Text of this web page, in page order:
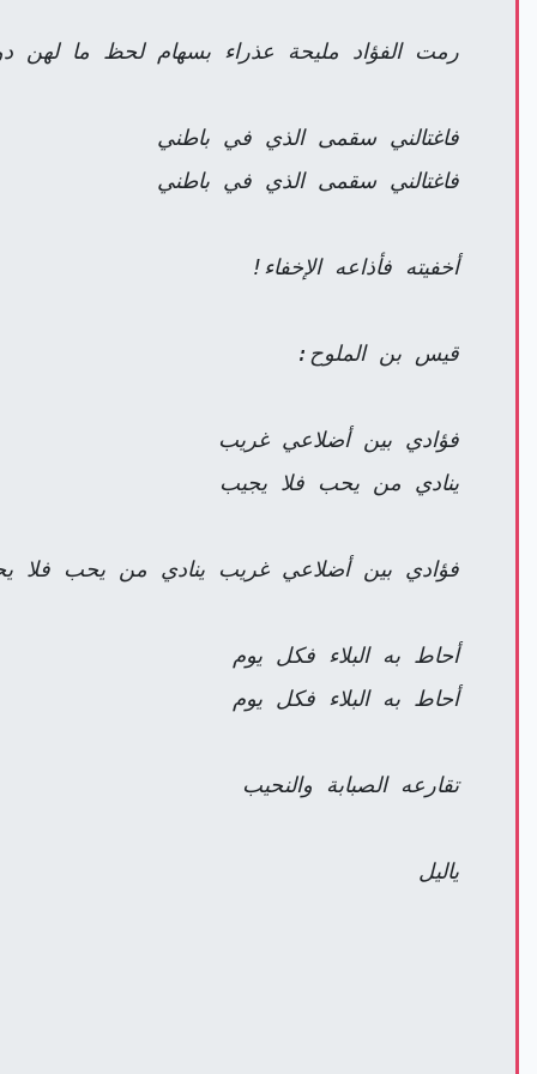
رمت الفؤاد مليحة عذراء بسهام لحظ ما لهن
فاغتالني سقمى الذي في باطني
فاغتالني سقمى الذي في باطني
أخفيته فأذاعه الإخفاء!
قيس بن الملوح:
فؤادي بين أضلاعي غريب
ينادي من يحب فلا يجيب
فؤادي بين أضلاعي غريب ينادي من يحب فلا
أحاط به البلاء فكل يوم
أحاط به البلاء فكل يوم
تقارعه الصبابة والنحيب
ياليل